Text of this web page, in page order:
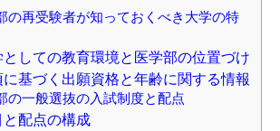
の再受験者が知っておくべき大学の特
しての教育環境と医学部の位置づけ
基づく出願資格と年齢に関する情報
の一般選抜の入試制度と配点
配点の構成